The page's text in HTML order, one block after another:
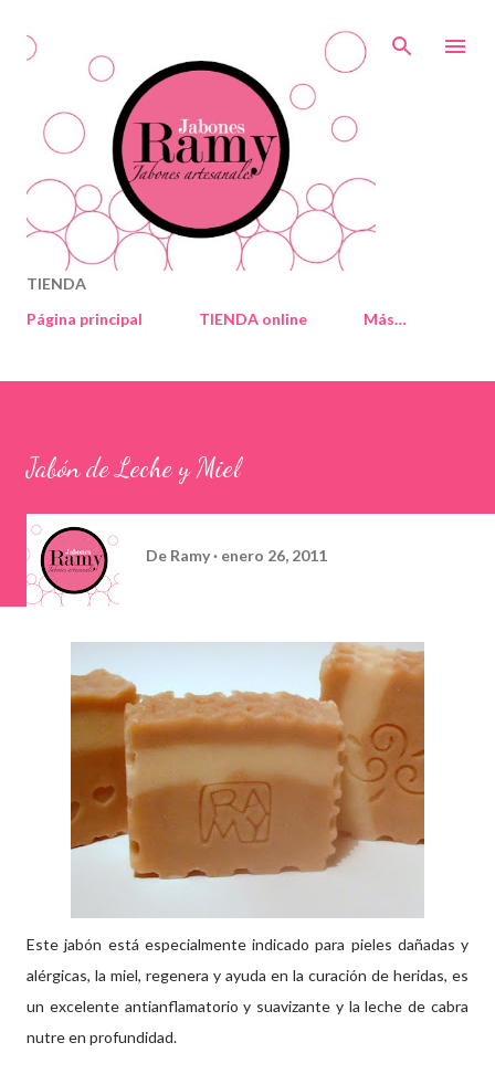
TIENDA
Página principal
TIENDA online Más…
Jabón de Leche y Miel
De Ramy enero 26, 2011
Este jabón está especialmente indicado para pieles dañadas y
alérgicas, la miel, regenera y ayuda en la curación de heridas, es
un excelente antianflamatorio y suavizante y la leche de cabra
nutre en profundidad.